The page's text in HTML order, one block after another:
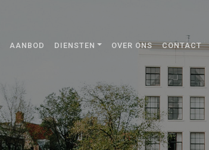
AANBOD DIENSTEN OVER ONS CONTACT